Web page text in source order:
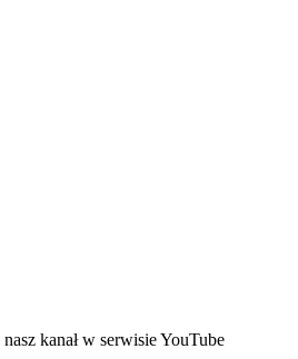
nowej karcie
się w nowej karcie
kanał w serwisie YouTube